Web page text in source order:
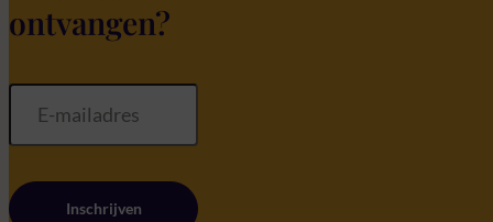
ontvangen?
Inschrijven